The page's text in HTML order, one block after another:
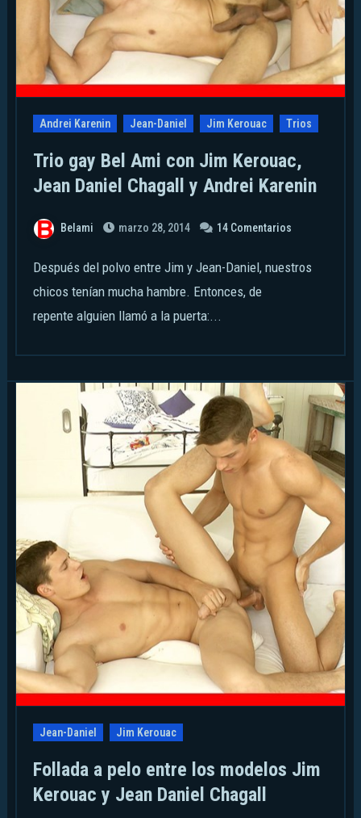
Andrei Karenin Jean-Daniel Jim Kerouac Trios
Trio gay Bel Ami con Jim Kerouac,
Jean Daniel Chagall y Andrei Karenin
Belami marzo 28, 2014 14 Comentarios
Después del polvo entre Jim y Jean-Daniel, nuestros
chicos tenían mucha hambre. Entonces, de
repente alguien llamó a la puerta:...
Jean-Daniel Jim Kerouac
Follada a pelo entre los modelos Jim
Kerouac y Jean Daniel Chagall